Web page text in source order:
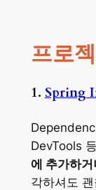
프로
1.Spring
DevTools
에 추가하
각하셔도